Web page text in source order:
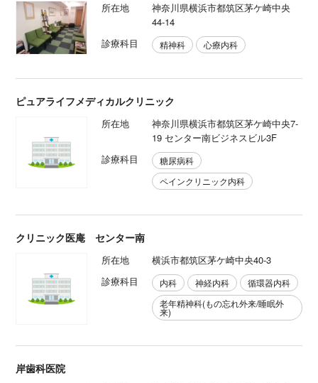
所在地
神奈川県横浜市都筑区茅ケ崎中央
44-14
診療科目
精神科 心療内科
ピュアライフメディカルクリニック
所在地
神奈川県横浜市都筑区茅ケ崎中央7-
19 センター南ビジネスビル3F
診療科目
糖尿病科
ペインクリニック内科
クリニック医庵 センター南
所在地
横浜市都筑区茅ケ崎中央40-3
診療科目
内科 神経内科
循環器内科
老年精神科(もの忘れ外来/睡眠外
来)
岸歯科医院